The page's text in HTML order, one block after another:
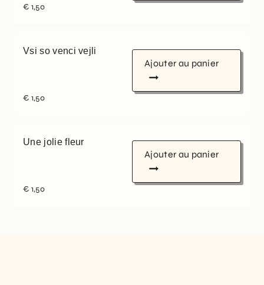
€ 1,50
Vsi so venci vejli
€ 1,50
Ajouter au panier
Une jolie fleur
€ 1,50
Ajouter au panier